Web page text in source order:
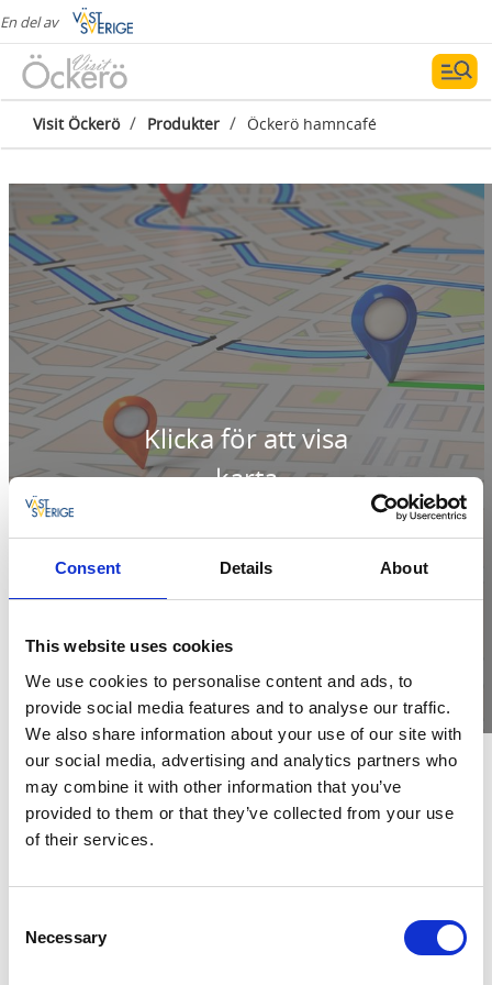
Consent Details About
This website uses cookies
We use cookies to personalise content and ads, to
provide social media features and to analyse our traffic.
We also share information about your use of our site with
our social media, advertising and analytics partners who
may combine it with other information that you’ve
provided to them or that they’ve collected from your use
of their services.
Selection
Necessary
En del av
Visit Öckerö / Produkter / Öckerö hamncafé
Klicka för att visa
karta
Öckerö hamncafé
Öckerö
Räksmörgås, frukost, dagens lunch och café. Vid